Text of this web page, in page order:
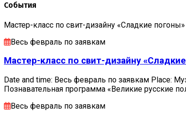
События
Мастер-класс по свит-дизайну «Сладкие погоны»
Весь февраль по заявкам
Мастер-класс по свит-дизайну
Date and time: Весь февраль по заявкам Place:
Познавательная программа «Великие русские
Весь февраль по заявкам